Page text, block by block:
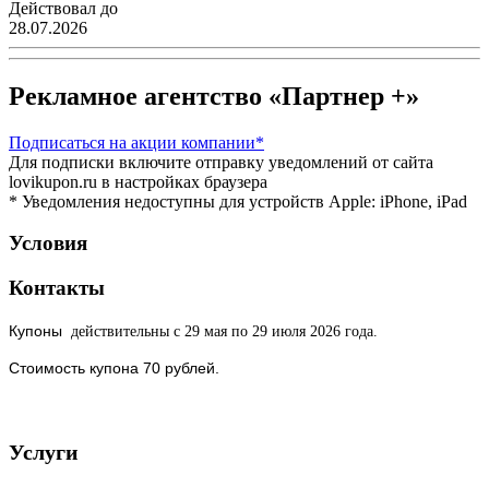
Действовал до
28.07.2026
Рекламное агентство «Партнер +»
Подписаться на акции компании*
Для подписки включите отправку уведомлений от сайта
lovikupon.ru в настройках браузера
* Уведомления недоступны для устройств Apple: iPhone, iPad
Условия
Контакты
Купоны действительны с 29 мая по 29 июля 2026 года.
Стоимость купона 70 рублей.
Услуги